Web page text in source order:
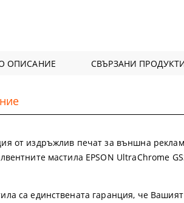
ОПИСАНИЕ СВЪРЗАНИ
от издръжлив печат за външна
мастила EPSON UltraChrome
са единствената гаранция, че